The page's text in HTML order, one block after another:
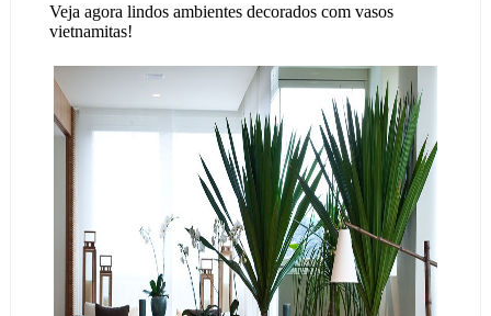
Veja agora lindos ambientes decorados com vasos
vietnamitas!